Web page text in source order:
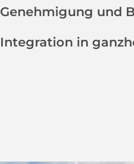
Genehmigung und
Integration in